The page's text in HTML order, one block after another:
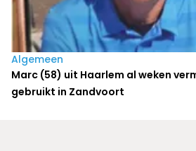
Algemeen
Marc (58) uit Haarlem al weken
gebruikt in Zandvoort